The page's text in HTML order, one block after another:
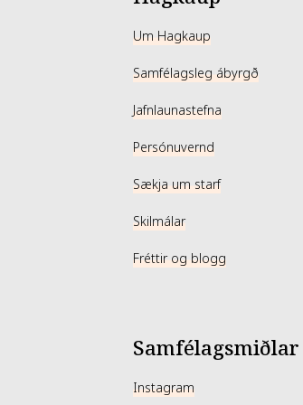
Um Hagkaup
Samfélagsleg ábyrgð
Jafnlaunastefna
Persónuvernd
Sækja um starf
Skilmálar
Fréttir og blogg
Samfélagsmiðlar
Instagram